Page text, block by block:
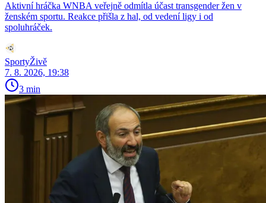
Aktivní hráčka WNBA veřejně odmítla účast transgender žen v
ženském sportu. Reakce přišla z hal, od vedení ligy i od
spoluhráček.
SportyŽivě
7. 8. 2026, 19:38
3 min